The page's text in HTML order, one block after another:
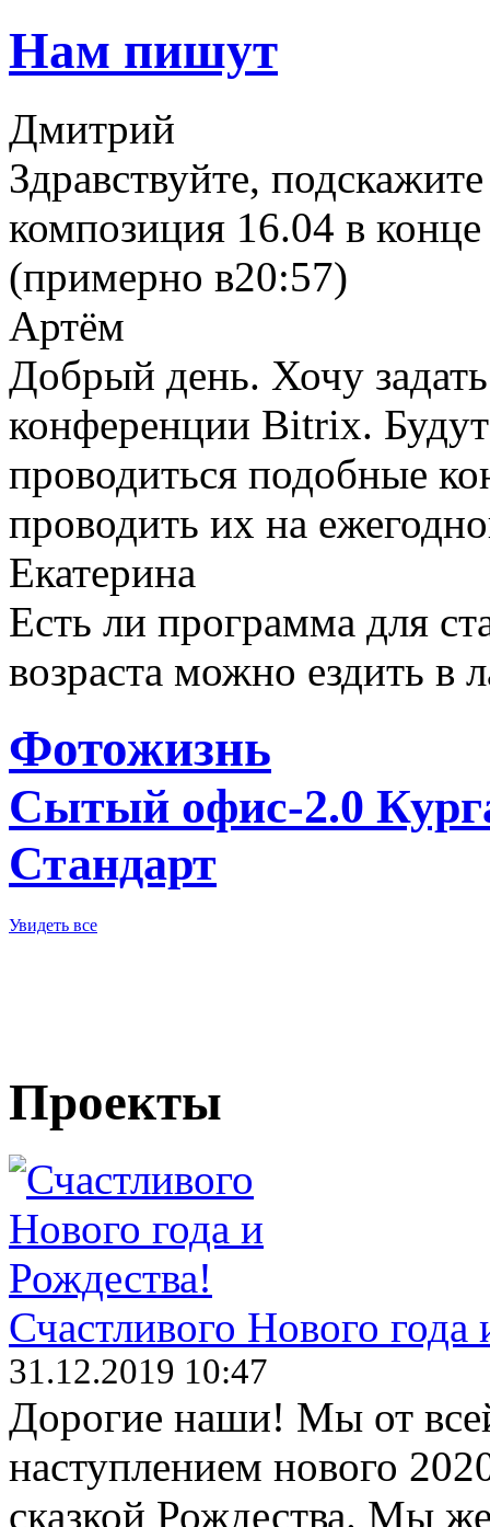
Нам пишут
Дмитрий
Здравствуйте,
композиция 16.04 в конце
(примерно в20:57)
Артём
Добрый день. Хочу
конференции Bitrix.
проводиться подобные
проводить их на
Екатерина
Есть ли программа для
возраста можно ездить в
Фотожизнь
Сытый офис-2.0
Стандарт
Увидеть все
Проекты
Счастливого Нового года
31.12.2019 10:47
Дорогие наши! Мы от
наступлением нового
сказкой Рождества. Мы